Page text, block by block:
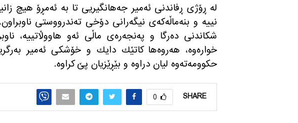
لە ڕۆژی ڕفاندنی ئەمیر جەهانگیریی تا به ئەمڕۆ هیچ
نییه و بنه‌ماڵه‌كه‌ی نیگه‌رانی دۆخی ته‌ندرووستی
شکاندنی دەرگا و په‌نجه‌ره‌ی ماڵی ئەو هاووڵاتییە،
خواره‌وه‌، هه‌روه‌ها كاتێك دایك و خۆشكی ئه‌میر
حكوومه‌ته‌وه‌ لیان دراوه‌ و بێڕێزیان پێ كراوه‌.
SHARE
0